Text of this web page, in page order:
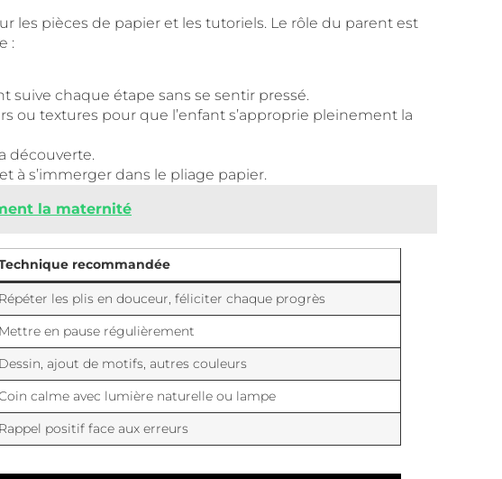
les pièces de papier et les tutoriels. Le rôle du parent est
:
suive chaque étape sans se sentir pressé.
ou textures pour que l’enfant s’approprie pleinement la
découverte.
à s’immerger dans le pliage papier.
la maternité
recommandée
Répéter les plis en douceur, féliciter chaque progrès
Mettre en pause régulièrement
Dessin, ajout de motifs, autres couleurs
calme avec lumière naturelle ou lampe
Rappel positif face aux erreurs